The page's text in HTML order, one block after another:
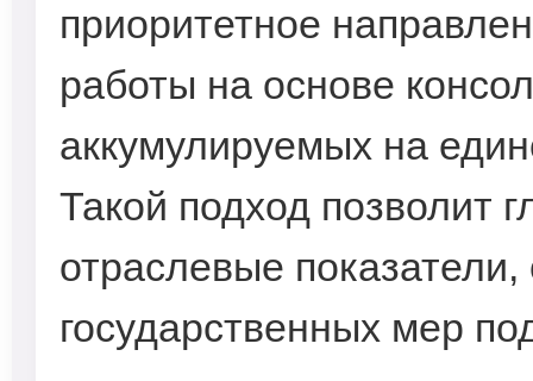
приоритетное
работы на основе
аккумулируемых на
Такой подход позволит
отраслевые
государственных мер